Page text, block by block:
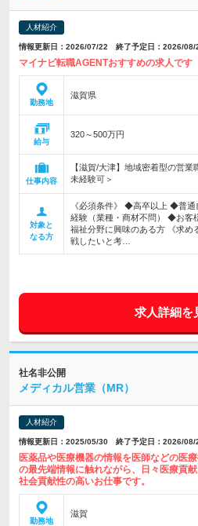
人材紹介
情報更新日：2026/07/22 終了予定日：2026/08/
マイナビ転職AGENTおすすめの求人です
勤務地
滋賀県
給与
320～500万円
仕事内容
【滋賀/大津】地域密着型の営
未経験可＞
対象と
なる方
《必須条件》 ◆高卒以上 ◆普
経験（業種・商材不問） ◆お客
福祉分野に興味のある方 《求
戦したいと考…
求人詳細を
社名非公開
メディカル営業（MR）
人材紹介
情報更新日：2025/05/30 終了予定日：2026/08/
医薬品や医療機器の情報を医師などの医
の最先端情報に触れながら、日々医療貢
社会貢献性の高いお仕事です。
勤務地
滋賀